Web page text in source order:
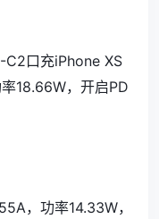
C2口充iPhone XS
18.66W，开启PD
，功率14.33W，